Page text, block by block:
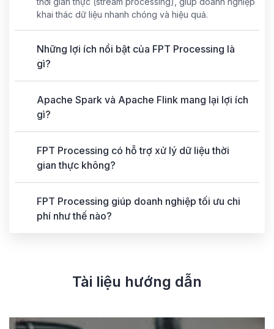
khai thác dữ liệu nhanh chóng và hiệu quả.
Những lợi ích nổi bật của FPT Processing là
gì?
Apache Spark và Apache Flink mang lại lợi ích
gì?
FPT Processing có hỗ trợ xử lý dữ liệu thời
gian thực không?
FPT Processing giúp doanh nghiệp tối ưu chi
phí như thế nào?
Tài liệu hướng dẫn